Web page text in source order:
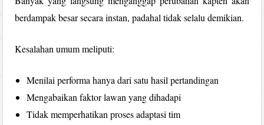
berdampak besar secara instan, padahal tidak selalu demikian.
Kesalahan umum meliputi:
Menilai performa hanya dari satu hasil pertandingan
Mengabaikan faktor lawan yang dihadapi
Tidak memperhatikan proses adaptasi tim